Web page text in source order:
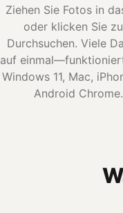
Ziehen Sie Fotos in
oder klicken Sie
Durchsuchen. Viele
auf
Windows 11, Mac,
Android Chrome.